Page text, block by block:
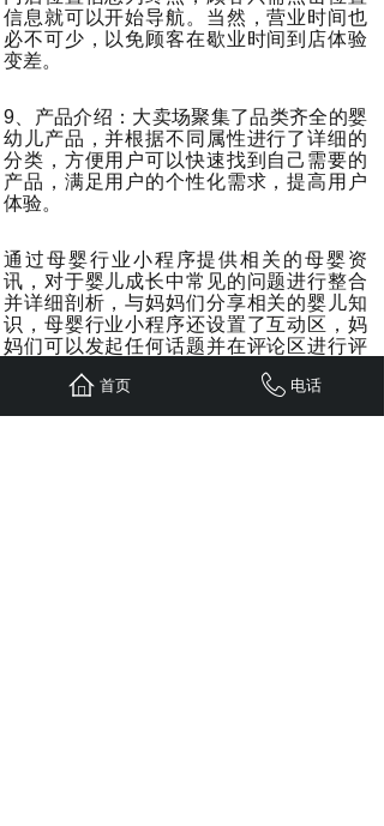
信息就可以开始导航。当然，营业时间也
必不可少，以免顾客在歇业时间到店体验
变差。
9、产品介绍：大卖场聚集了品类齐全的婴
幼儿产品，并根据不同属性进行了详细的
分类，方便用户可以快速找到自己需要的
产品，满足用户的个性化需求，提高用户
体验。
通过母婴行业小程序提供相关的母婴资
讯，对于婴儿成长中常见的问题进行整合
并详细剖析，与妈妈们分享相关的婴儿知
识，母婴行业小程序还设置了互动区，妈
妈们可以发起任何话题并在评论区进行评
首页 电话